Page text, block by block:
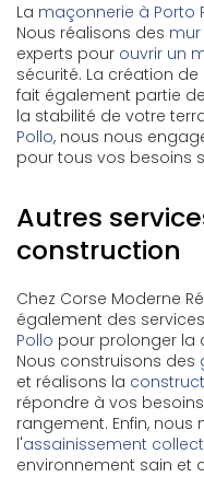
La maçonnerie à Porto
Nous réalisons des
experts pour ouvrir un
sécurité. La création de
fait également partie
la stabilité de votre
Pollo, nous nous
pour tous vos besoins
Autres
construction
Chez Corse Moderne
également des
Pollo pour prolonger la
Nous construisons des
et réalisons la
répondre à vos
rangement. Enfin,
l'assainissement
environnement sain et